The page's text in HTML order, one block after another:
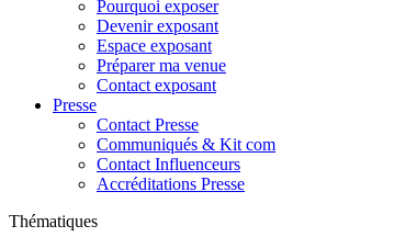
Pourquoi exposer
Devenir exposant
Espace exposant
Préparer ma venue
Contact exposant
Presse
Contact Presse
Communiqués & Kit com
Contact Influenceurs
Accréditations Presse
Thématiques